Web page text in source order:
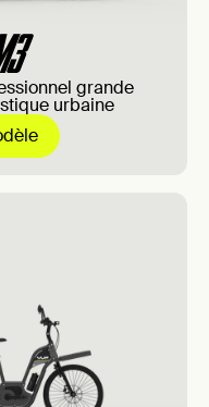
grande
urbaine